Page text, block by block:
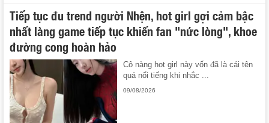
Tiếp tục đu trend người Nhện, hot girl gợi cảm bậc
nhất làng game tiếp tục khiến fan "nức lòng", khoe
đường cong hoàn hảo
Cô nàng hot girl này vốn đã là cái tên
quá nổi tiếng khi nhắc ...
09/08/2026